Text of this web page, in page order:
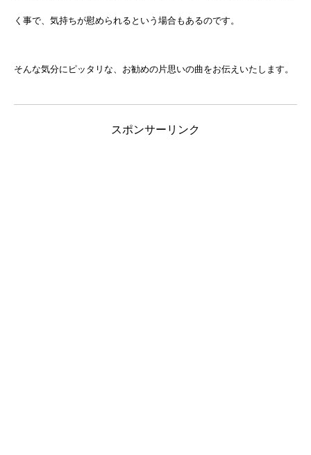
く事で、気持ちが慰められるという場合もあるのです。
そんな気分にピッタリな、お勧めの片思いの曲をお伝えいたします。
スポンサーリンク